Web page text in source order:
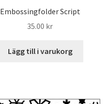
Embossingfolder Script
35.00 kr
Lägg till i varukorg